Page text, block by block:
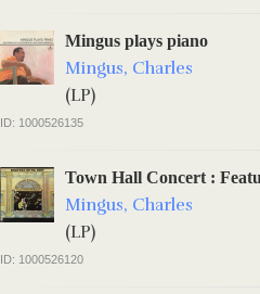
Mingus plays piano
Mingus, Charles
(LP)
ID: 1000526135
Town Hall Concert :
Mingus, Charles
(LP)
ID: 1000526120